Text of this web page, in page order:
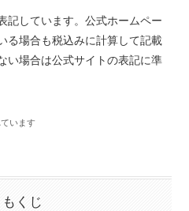
記しています。公式ホームペー
る場合も税込みに計算して記載
い場合は公式サイトの表記に準
います
もくじ